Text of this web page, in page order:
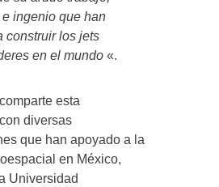
ingenio que han
construir los jets
en el mundo «.
esta
diversas
que han apoyado a la
en México,
Universidad